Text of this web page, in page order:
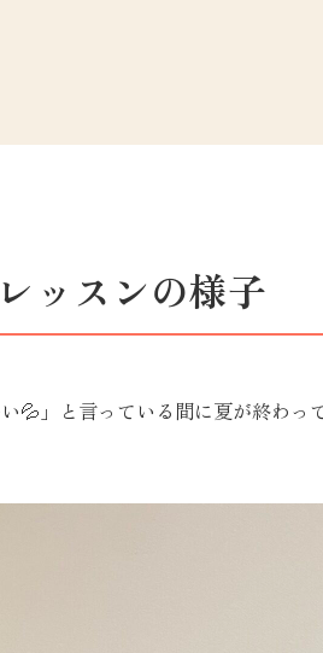
レッスンの様子
」と言っている間に夏が終わっ